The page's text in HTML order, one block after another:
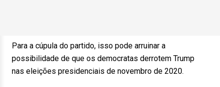
Para a cúpula do partido, isso pode arruinar a
possibilidade de que os democratas derrotem Trump
nas eleições presidenciais de novembro de 2020.